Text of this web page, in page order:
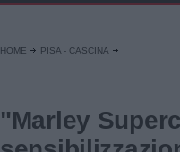
HOME PISA - CASCINA
"Marley